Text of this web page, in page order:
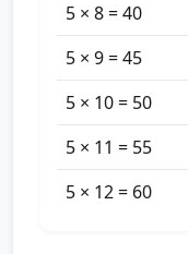
5 × 8 = 40
5 × 9 = 45
5 × 10 = 50
5 × 11 = 55
5 × 12 = 60